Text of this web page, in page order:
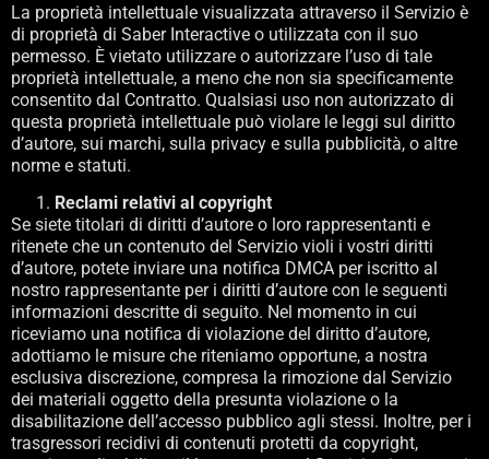
La proprietà intellettuale visualizzata attraverso il Servizio è
di proprietà di Saber Interactive o utilizzata con il suo
permesso. È vietato utilizzare o autorizzare l’uso di tale
proprietà intellettuale, a meno che non sia specificamente
consentito dal Contratto. Qualsiasi uso non autorizzato di
questa proprietà intellettuale può violare le leggi sul diritto
d’autore, sui marchi, sulla privacy e sulla pubblicità, o altre
norme e statuti.
Reclami relativi al copyright
Se siete titolari di diritti d’autore o loro rappresentanti e
ritenete che un contenuto del Servizio violi i vostri diritti
d’autore, potete inviare una notifica DMCA per iscritto al
nostro rappresentante per i diritti d’autore con le seguenti
informazioni descritte di seguito. Nel momento in cui
riceviamo una notifica di violazione del diritto d’autore,
adottiamo le misure che riteniamo opportune, a nostra
esclusiva discrezione, compresa la rimozione dal Servizio
dei materiali oggetto della presunta violazione o la
disabilitazione dell’accesso pubblico agli stessi. Inoltre, per i
trasgressori recidivi di contenuti protetti da copyright,